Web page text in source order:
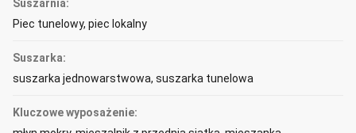
Suszarnia:
Piec tunelowy, piec lokalny
Suszarka:
suszarka jednowarstwowa, suszarka tunelowa
Kluczowe wyposażenie: